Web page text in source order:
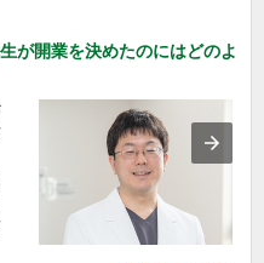
が開業を決めたのにはどのよ